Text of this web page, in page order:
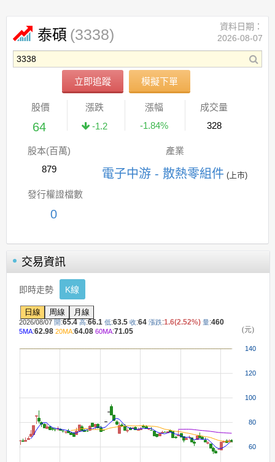
泰碩 (3338)
立即追蹤 模擬下單
資料日期：
2026-08-07
股價
64
漲跌
-1.2
漲幅
-1.84%
成交量
328
股本(百萬)
879
產業
電子中游 - 散熱零組件 (上市)
發行權證檔數
0
交易資訊
即時走勢 K線